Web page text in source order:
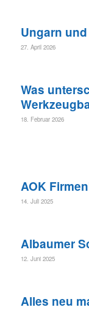
Ungarn
27. April 2026
Was
18. Februar 2026
AOK
14. Juli 2025
Albaumer
12. Juni 2025
Alles neu